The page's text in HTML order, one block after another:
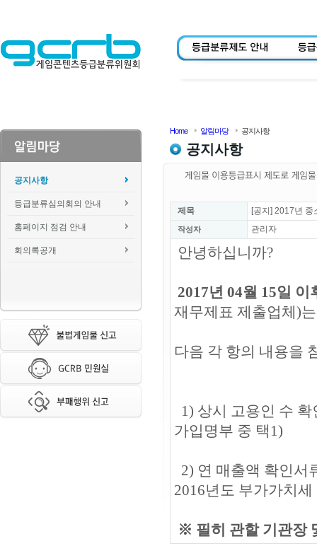
공지사항
등급분류심의회의 안내
홈페이지 점검 안내
회의록공개
Home 알림마당 공지사항
공지사항
제목 [공지] 2017년 중
작성자 관리자
안녕하십니까?
2017년 04월 15일 이
재무제표 제출업체)는
다음 각 항의 내용을
1) 상시 고용인 수
가입명부 중 택1)
2) 연 매출액 확인서
2016년도 부가가치
※ 필히 관할 기관장